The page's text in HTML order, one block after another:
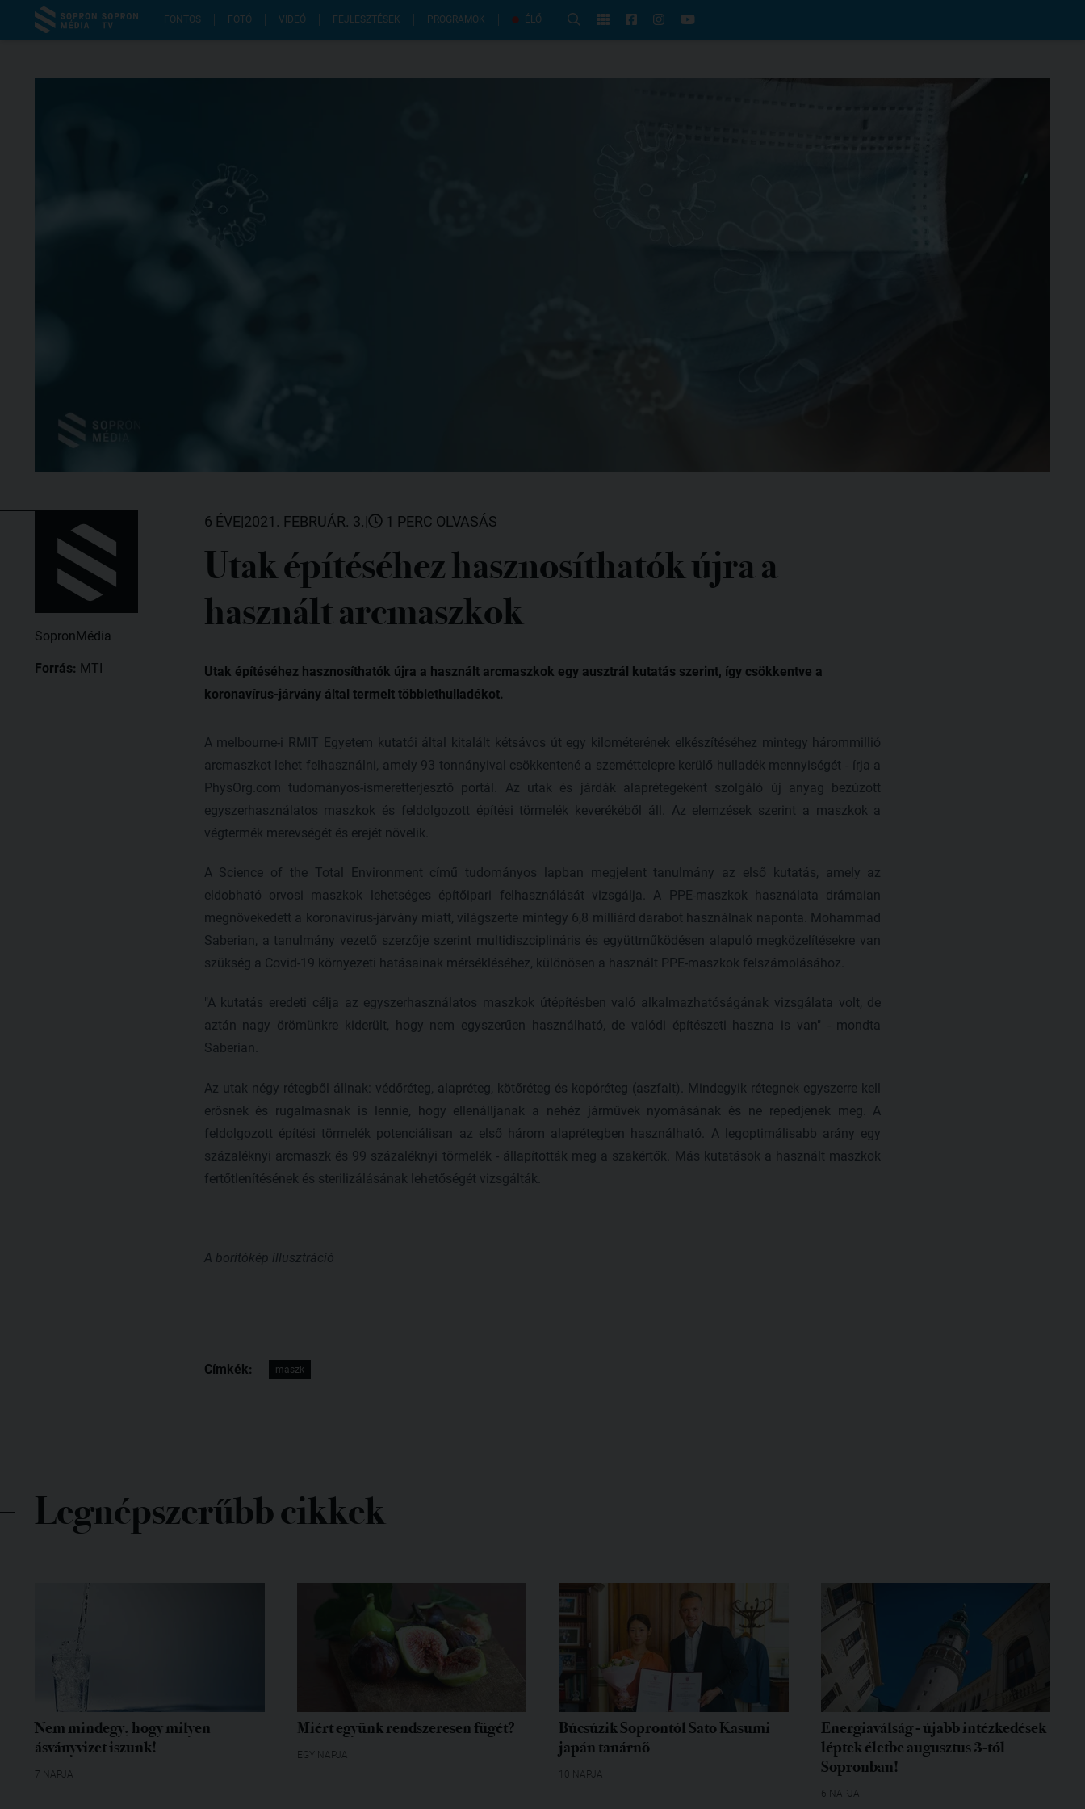
FONTOS FOTÓ VIDEÓ FEJLESZTÉSEK PROGRAMOK ÉLŐ
SopronMédia
Forrás: MTI
6 ÉVE|2021. FEBRUÁR. 3.| 1 PERC OLVASÁS
Utak építéséhez hasznosíthatók újra a
használt arcmaszkok
Utak építéséhez hasznosíthatók újra a használt arcmaszkok egy ausztrál kutatás szerint, így csökkentve a
koronavírus-járvány által termelt többlethulladékot.
A melbourne-i RMIT Egyetem kutatói által kitalált kétsávos út egy kilométerének elkészítéséhez mintegy hárommillió
arcmaszkot lehet felhasználni, amely 93 tonnányival csökkentené a szeméttelepre kerülő hulladék mennyiségét - írja a
PhysOrg.com tudományos-ismeretterjesztő portál. Az utak és járdák alaprétegeként szolgáló új anyag bezúzott
egyszerhasználatos maszkok és feldolgozott építési törmelék keverékéből áll. Az elemzések szerint a maszkok a
végtermék merevségét és erejét növelik.
A Science of the Total Environment című tudományos lapban megjelent tanulmány az első kutatás, amely az
eldobható orvosi maszkok lehetséges építőipari felhasználását vizsgálja. A PPE-maszkok használata drámaian
megnövekedett a koronavírus-járvány miatt, világszerte mintegy 6,8 milliárd darabot használnak naponta. Mohammad
Saberian, a tanulmány vezető szerzője szerint multidiszciplináris és együttműködésen alapuló megközelítésekre van
szükség a Covid-19 környezeti hatásainak mérsékléséhez, különösen a használt PPE-maszkok felszámolásához.
"A kutatás eredeti célja az egyszerhasználatos maszkok útépítésben való alkalmazhatóságának vizsgálata volt, de
aztán nagy örömünkre kiderült, hogy nem egyszerűen használható, de valódi építészeti haszna is van" - mondta
Saberian.
Az utak négy rétegből állnak: védőréteg, alapréteg, kötőréteg és kopóréteg (aszfalt). Mindegyik rétegnek egyszerre kell
erősnek és rugalmasnak is lennie, hogy ellenálljanak a nehéz járművek nyomásának és ne repedjenek meg. A
feldolgozott építési törmelék potenciálisan az első három alaprétegben használható. A legoptimálisabb arány egy
százaléknyi arcmaszk és 99 százaléknyi törmelék - állapították meg a szakértők. Más kutatások a használt maszkok
fertőtlenítésének és sterilizálásának lehetőségét vizsgálták.
A borítókép illusztráció
Címkék: maszk
Legnépszerűbb cikkek
Nem mindegy, hogy milyen
ásványvizet iszunk!
7 NAPJA
Miért együnk rendszeresen fügét?
EGY NAPJA
Búcsúzik Soprontól Sato Kasumi
japán tanárnő
10 NAPJA
Energiaválság - újabb intézkedések
léptek életbe augusztus 3-tól
Sopronban!
6 NAPJA